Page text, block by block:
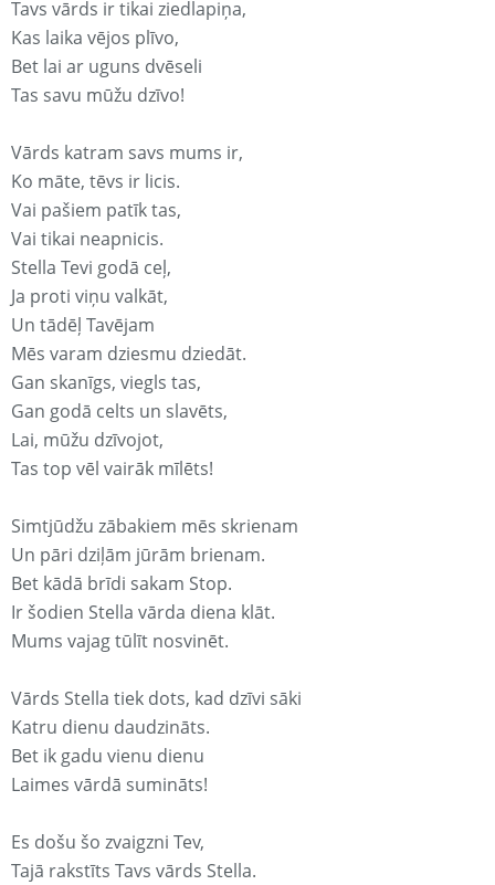
Tavs vārds ir tikai ziedlapiņa,
Kas laika vējos plīvo,
Bet lai ar uguns dvēseli
Tas savu mūžu dzīvo!
Vārds katram savs mums ir,
Ko māte, tēvs ir licis.
Vai pašiem patīk tas,
Vai tikai neapnicis.
Stella Tevi godā ceļ,
Ja proti viņu valkāt,
Un tādēļ Tavējam
Mēs varam dziesmu dziedāt.
Gan skanīgs, viegls tas,
Gan godā celts un slavēts,
Lai, mūžu dzīvojot,
Tas top vēl vairāk mīlēts!
Simtjūdžu zābakiem mēs skrienam
Un pāri dziļām jūrām brienam.
Bet kādā brīdi sakam Stop.
Ir šodien Stella vārda diena klāt.
Mums vajag tūlīt nosvinēt.
Vārds Stella tiek dots, kad dzīvi sāki
Katru dienu daudzināts.
Bet ik gadu vienu dienu
Laimes vārdā sumināts!
Es došu šo zvaigzni Tev,
Tajā rakstīts Tavs vārds Stella.